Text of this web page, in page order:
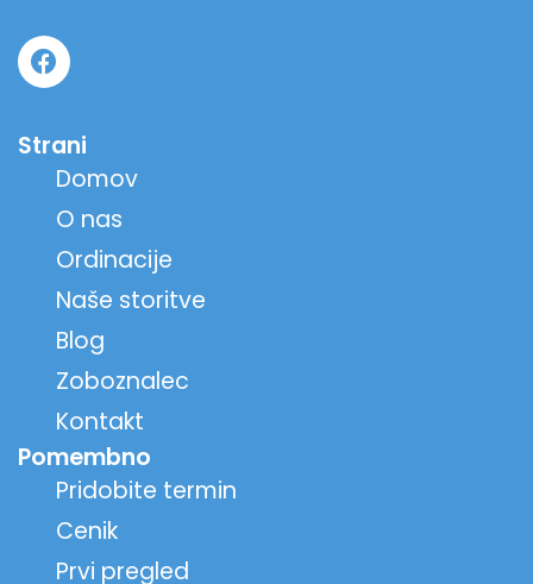
Strani
Domov
O nas
Ordinacije
Naše storitve
Blog
Zoboznalec
Kontakt
Pomembno
Pridobite termin
Cenik
Prvi pregled